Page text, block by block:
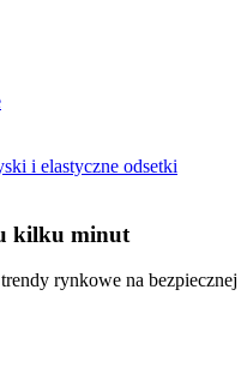
futures
i elastyczne odsetki
kilku minut
rynkowe na bezpiecznej